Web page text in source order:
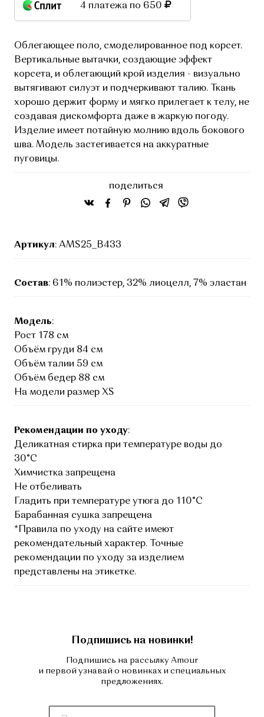
4 платежа по 650
Облегающее поло, смоделированное под корсет.
Вертикальные вытачки, создающие эффект
корсета, и облегающий крой изделия - визуально
вытягивают силуэт и подчеркивают талию. Ткань
хорошо держит форму и мягко прилегает к телу, не
создавая дискомфорта даже в жаркую погоду.
Изделие имеет потайную молнию вдоль бокового
шва. Модель застегивается на аккуратные
пуговицы.
поделиться
Артикул: AMS25_B433
Состав: 61% полиэстер, 32% лиоцелл, 7% эластан
Модель:
Рост 178 см
Объём груди 84 см
Объём талии 59 см
Объём бедер 88 см
На модели размер XS
Рекомендации по уходу:
Деликатная стирка при температуре воды до
30°C
Химчистка запрещена
Не отбеливать
Гладить при температуре утюга до 110°C
Барабанная сушка запрещена
*Правила по уходу на сайте имеют
рекомендательный характер. Точные
рекомендации по уходу за изделием
представлены на этикетке.
Подпишись на новинки!
Подпишись на рассылку Amour
и первой узнавай о новинках и специальных
предложениях.